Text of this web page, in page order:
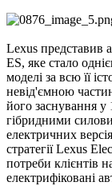
Lexus представив
ES, яке стало
моделі за всю її
невід'ємною
його заснування
гібридними
електричних
стратегії Lexus
потреби клієнтів
електрифіковані